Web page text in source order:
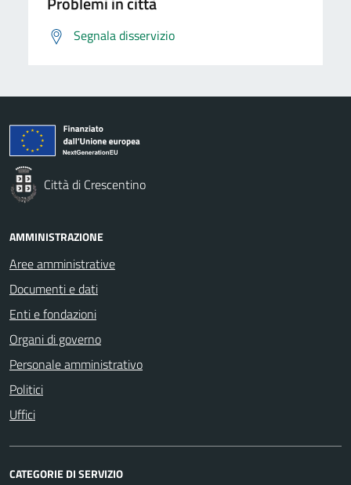
Segnala disservizio
Città di Crescentino
AMMINISTRAZIONE
Aree amministrative
Documenti e dati
Enti e fondazioni
Organi di governo
Personale amministrativo
Politici
Uffici
CATEGORIE DI SERVIZIO